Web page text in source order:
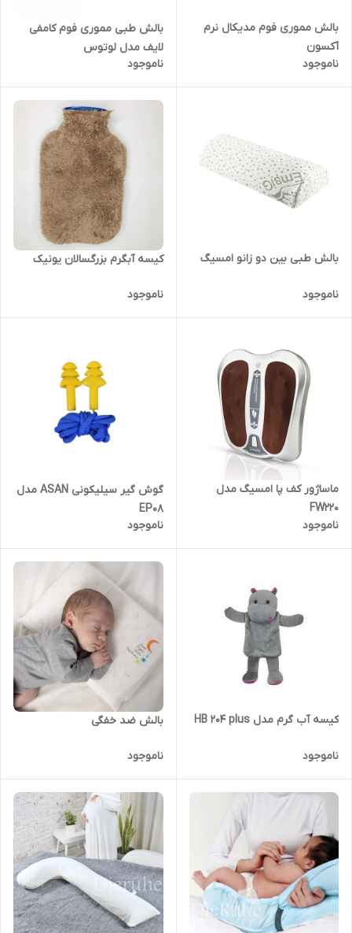
بالش مموری فوم مدیکال نرم
آکسون
ناموجود
بالش طبی مموری فوم کامفی
لایف مدل لوتوس
ناموجود
بالش طبی بین دو زانو امسیگ
ناموجود
کیسه آبگرم بزرگسالان یونیک
ناموجود
ماساژور کف پا امسیگ مدل
FW220
ناموجود
گوش گیر سیلیکونی ASAN مدل
EP08
ناموجود
کیسه آب گرم مدل HB 204 plus
ناموجود
بالش ضد خفگی
ناموجود